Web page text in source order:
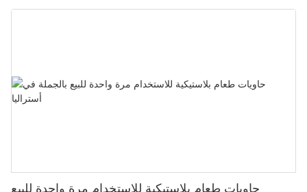
حاويات طعام بلاستيكية للاستخدام مرة واحدة للبيع